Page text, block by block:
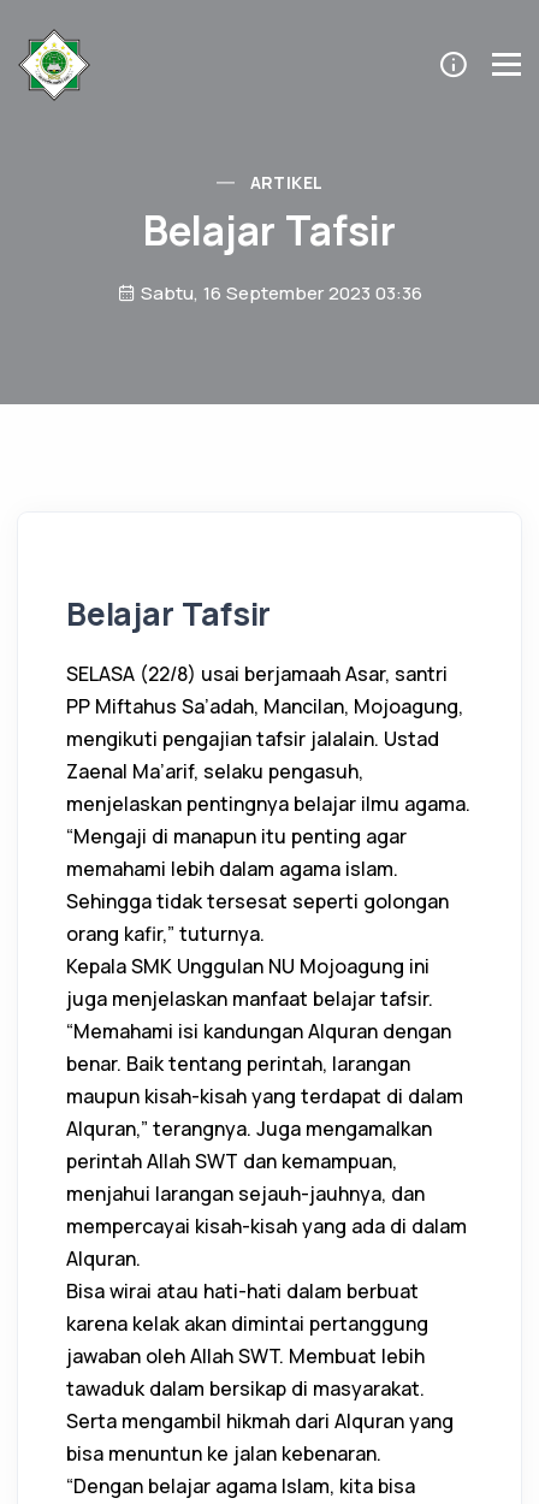
ARTIKEL
Belajar Tafsir
Sabtu, 16 September 2023 03:36
Belajar Tafsir
SELASA (22/8) usai berjamaah Asar, santri
PP Miftahus Sa’adah, Mancilan, Mojoagung,
mengikuti pengajian tafsir jalalain. Ustad
Zaenal Ma’arif, selaku pengasuh,
menjelaskan pentingnya belajar ilmu agama.
“Mengaji di manapun itu penting agar
memahami lebih dalam agama islam.
Sehingga tidak tersesat seperti golongan
orang kafir,” tuturnya.
Kepala SMK Unggulan NU Mojoagung ini
juga menjelaskan manfaat belajar tafsir.
“Memahami isi kandungan Alquran dengan
benar. Baik tentang perintah, larangan
maupun kisah-kisah yang terdapat di dalam
Alquran,” terangnya. Juga mengamalkan
perintah Allah SWT dan kemampuan,
menjahui larangan sejauh-jauhnya, dan
mempercayai kisah-kisah yang ada di dalam
Alquran.
Bisa wirai atau hati-hati dalam berbuat
karena kelak akan dimintai pertanggung
jawaban oleh Allah SWT. Membuat lebih
tawaduk dalam bersikap di masyarakat.
Serta mengambil hikmah dari Alquran yang
bisa menuntun ke jalan kebenaran.
“Dengan belajar agama Islam, kita bisa